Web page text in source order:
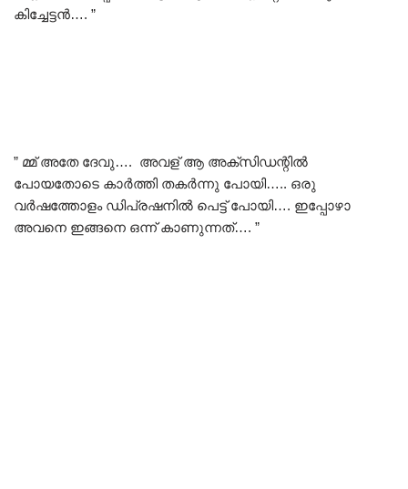
കിച്ചേട്ടൻ…. ”
” മ്മ് അതേ ദേവു…. അവള് ആ അക്‌സിഡന്റിൽ
പോയതോടെ കാർത്തി തകർന്നു പോയി….. ഒരു
വർഷത്തോളം ഡിപ്രഷനിൽ പെട്ട് പോയി…. ഇപ്പോഴാ
അവനെ ഇങ്ങനെ ഒന്ന് കാണുന്നത്…. ”